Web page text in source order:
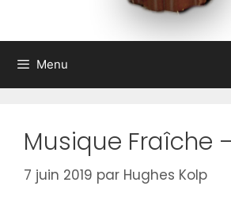
Menu
Musique Fraîche
7 juin 2019 par Hughes Kolp